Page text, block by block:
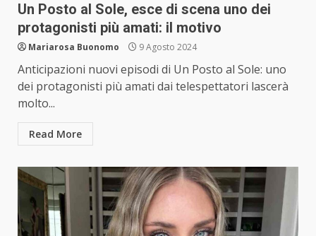
Un Posto al Sole, esce di scena uno dei
protagonisti più amati: il motivo
Mariarosa Buonomo 9 Agosto 2024
Anticipazioni nuovi episodi di Un Posto al Sole: uno
dei protagonisti più amati dai telespettatori lascerà
molto...
Read More